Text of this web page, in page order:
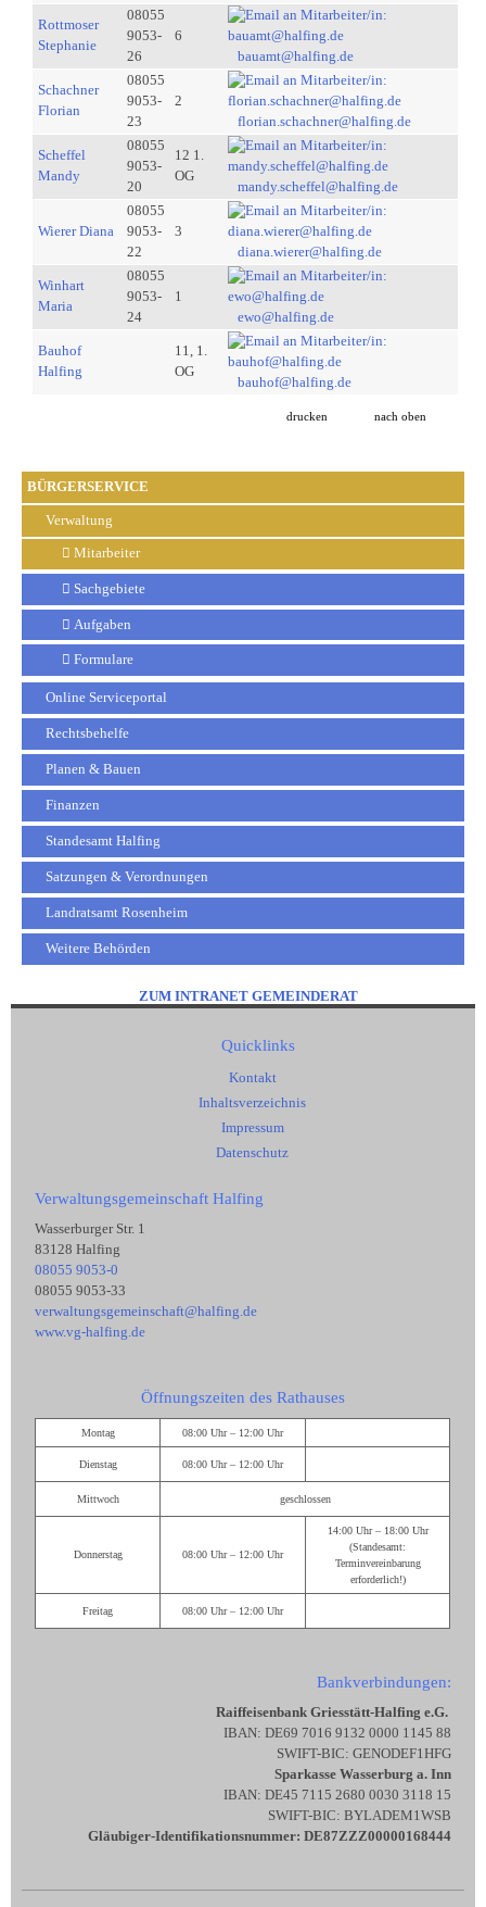
BÜRGERSERVICE
Verwaltung
Mitarbeiter
Sachgebiete
Aufgaben
Formulare
Online Serviceportal
Rechtsbehelfe
Planen & Bauen
Finanzen
Standesamt Halfing
Satzungen & Verordnungen
Landratsamt Rosenheim
Weitere Behörden
Rottmoser
Stephanie
08055
9053-
26
6
bauamt@halfing.de
Schachner
Florian
08055
9053-
23
2
florian.schachner@halfing.de
Scheffel
Mandy
08055
9053-
20
12 1.
OG
mandy.scheffel@halfing.de
Wierer Diana
08055
9053-
22
3
diana.wierer@halfing.de
Winhart
Maria
08055
9053-
24
1
ewo@halfing.de
Bauhof
Halfing
11, 1.
OG
bauhof@halfing.de
drucken nach oben
ZUM INTRANET GEMEINDERAT
Quicklinks
Kontakt
Inhaltsverzeichnis
Impressum
Datenschutz
Verwaltungsgemeinschaft Halfing
Wasserburger Str. 1
83128 Halfing
08055 9053-0
08055 9053-33
verwaltungsgemeinschaft@halfing.de
www.vg-halfing.de
Öffnungszeiten des Rathauses
Montag 08:00 Uhr – 12:00 Uhr
Dienstag 08:00 Uhr – 12:00 Uhr
Mittwoch geschlossen
Donnerstag 08:00 Uhr – 12:00 Uhr
14:00 Uhr – 18:00 Uhr
(Standesamt:
Terminvereinbarung
erforderlich!)
Freitag 08:00 Uhr – 12:00 Uhr
Bankverbindungen:
Raiffeisenbank Griesstätt-Halfing e.G.
IBAN: DE69 7016 9132 0000 1145 88
SWIFT-BIC: GENODEF1HFG
Sparkasse Wasserburg a. Inn
IBAN: DE45 7115 2680 0030 3118 15
SWIFT-BIC: BYLADEM1WSB
Gläubiger-Identifikationsnummer: DE87ZZZ00000168444